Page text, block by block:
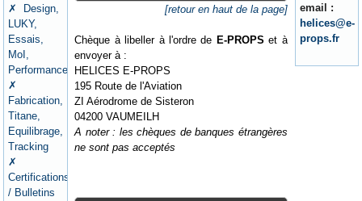
✗ Design,
LUKY,
Essais,
MoI,
Performances
✗
Fabrication,
Titane,
Equilibrage,
Tracking
✗
Certifications
/ Bulletins
[retour en haut de la page]
Chèque à libeller à l'ordre de E-PROPS et à
envoyer à :
HELICES E-PROPS
195 Route de l'Aviation
ZI Aérodrome de Sisteron
04200 VAUMEILH
A noter : les chèques de banques étrangères
ne sont pas acceptés
email :
helices@e-
props.fr